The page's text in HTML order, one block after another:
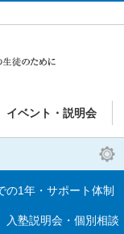
イベント・説明会
の1年・サポート体制
入塾説明会・個別相談